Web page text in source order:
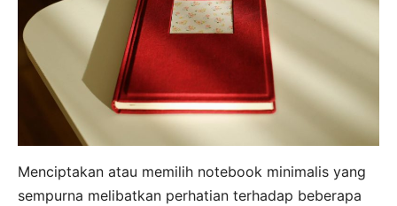
Menciptakan atau memilih notebook minimalis yang
sempurna melibatkan perhatian terhadap beberapa